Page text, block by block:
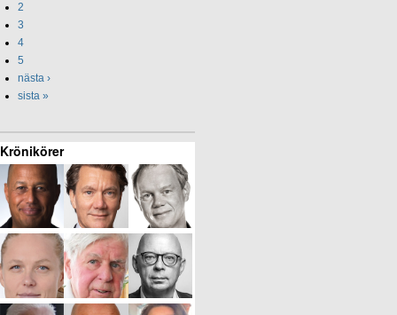
2
3
4
5
nästa ›
sista »
Krönikörer